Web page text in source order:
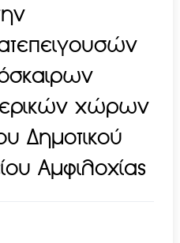
χώρων
Δημοτικού
Αμφιλοχίας